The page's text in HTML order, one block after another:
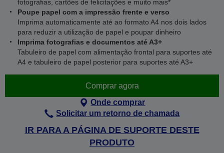
fotografias, cartões de felicitações e muito mais*
Poupe papel com a impressão frente e verso
Imprima automaticamente até ao formato A4 nos dois lados
para reduzir a utilização de papel e poupar dinheiro
Imprima fotografias e documentos até A3+
Tabuleiro de papel com alimentação frontal para suportes até
A4 e tabuleiro de papel posterior para suportes até A3+
Comprar agora
Onde comprar
Solicitar um retorno de chamada
IR PARA A PÁGINA DE SUPORTE DESTE
PRODUTO